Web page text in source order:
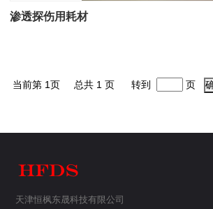
渗透探伤用耗材
当前第 1页 总共 1 页 转到 页
天津恒枫东晟科技有限公司